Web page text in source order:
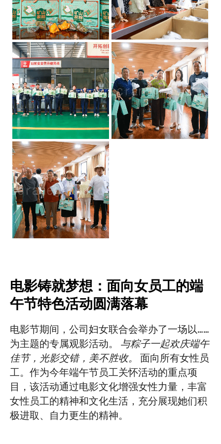
电影铸就梦想：面向女员工的端
午节特色活动圆满落幕
电影节期间，公司妇女联合会举办了一场以……
为主题的专属观影活动。 与粽子一起欢庆端午
佳节，光影交错，美不胜收。 面向所有女性员
工。作为今年端午节员工关怀活动的重点项
目，该活动通过电影文化增强女性力量，丰富
女性员工的精神和文化生活，充分展现她们积
极进取、自力更生的精神。